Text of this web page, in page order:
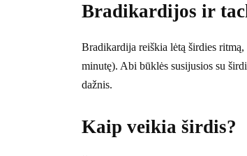
Bradikardijos ir
Bradikardija reiškia lėtą širdies ritmą,
minutę). Abi būklės susijusios su
dažnis.
Kaip veikia širdis?